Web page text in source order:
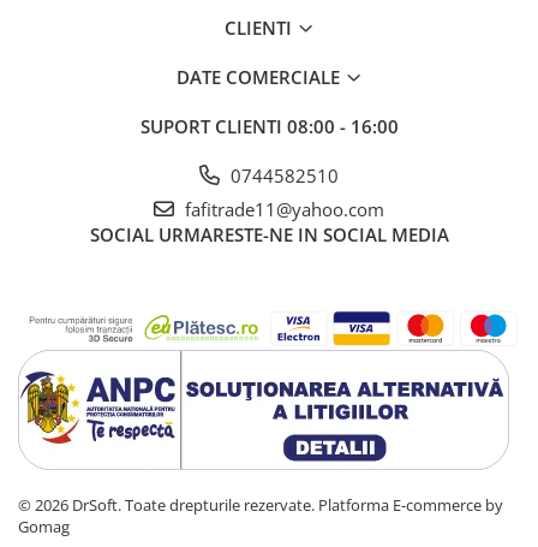
CLIENTI
DATE COMERCIALE
SUPORT CLIENTI 08:00 - 16:00
0744582510
fafitrade11@yahoo.com
SOCIAL URMARESTE-NE IN SOCIAL MEDIA
© 2026 DrSoft. Toate drepturile rezervate. Platforma E-commerce by
Gomag